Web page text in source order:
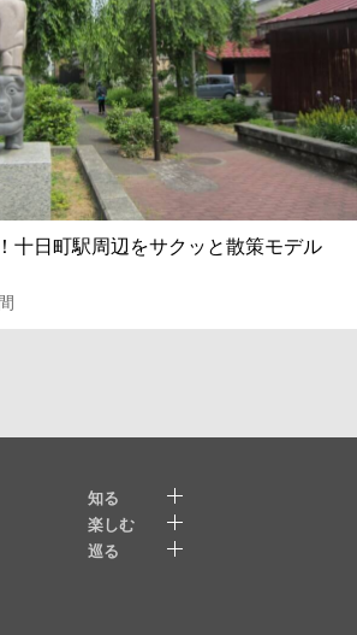
十日町駅周辺をサクッと散策モデル
知る
楽しむ
巡る